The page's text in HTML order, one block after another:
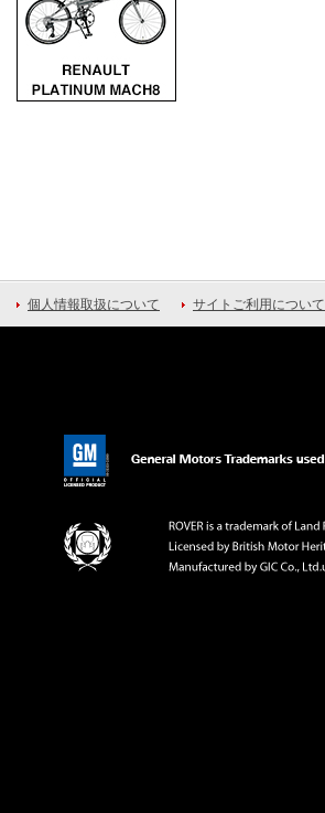
個人情報取扱について サイトご利用について